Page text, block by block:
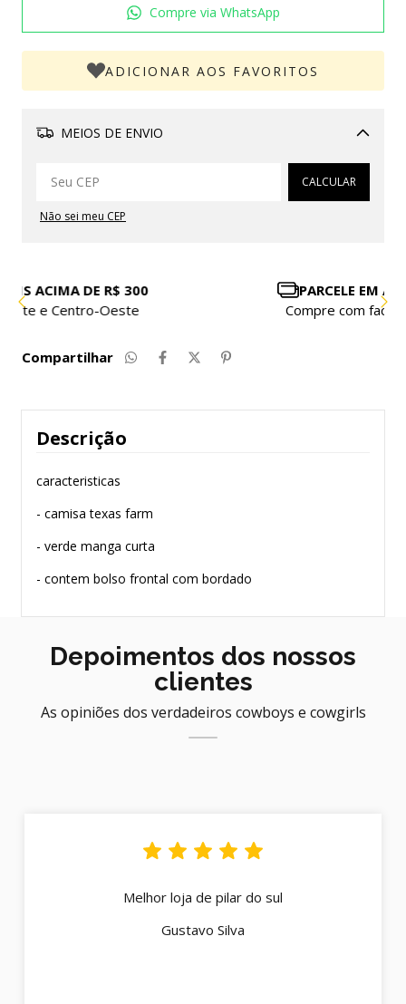
Compre via WhatsApp
ADICIONAR AOS FAVORITOS
MEIOS DE ENVIO
Alterar CEP
CALCULAR
Não sei meu CEP
PARCELE EM ATÉ 10X SEM JUROS
Compre com facilidade e segurança
Compartilhar
Descrição
caracteristicas
- camisa texas farm
- verde manga curta
- contem bolso frontal com bordado
Depoimentos dos nossos
clientes
As opiniões dos verdadeiros cowboys e cowgirls
Melhor loja de pilar do sul
Gustavo Silva